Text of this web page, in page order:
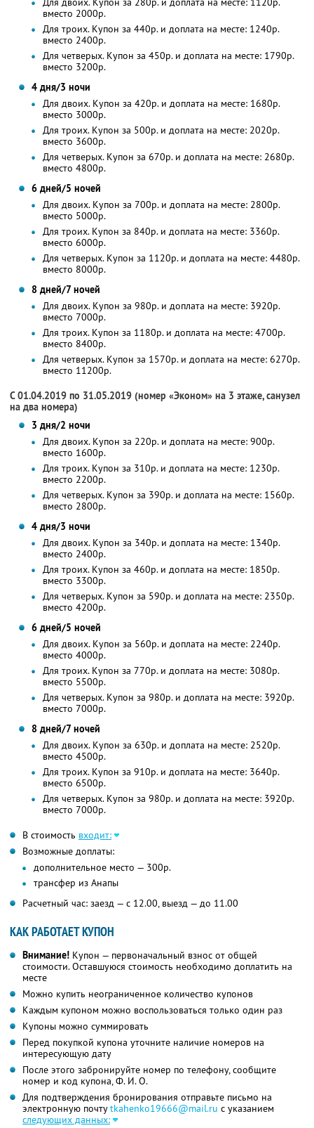
вместо 2000р.
Для троих. Купон за 440р. и доплата на месте: 1240р.
вместо 2400р.
Для четверых. Купон за 450р. и доплата на месте: 1790р.
вместо 3200р.
4 дня/3 ночи
Для двоих. Купон за 420р. и доплата на месте: 1680р.
вместо 3000р.
Для троих. Купон за 500р. и доплата на месте: 2020р.
вместо 3600р.
Для четверых. Купон за 670р. и доплата на месте: 2680р.
вместо 4800р.
6 дней/5 ночей
Для двоих. Купон за 700р. и доплата на месте: 2800р.
вместо 5000р.
Для троих. Купон за 840р. и доплата на месте: 3360р.
вместо 6000р.
Для четверых. Купон за 1120р. и доплата на месте: 4480р.
вместо 8000р.
8 дней/7 ночей
Для двоих. Купон за 980р. и доплата на месте: 3920р.
вместо 7000р.
Для троих. Купон за 1180р. и доплата на месте: 4700р.
вместо 8400р.
Для четверых. Купон за 1570р. и доплата на месте: 6270р.
вместо 11200р.
С 01.04.2019 по 31.05.2019 (номер «Эконом» на 3 этаже, санузел
на два номера)
3 дня/2 ночи
Для двоих. Купон за 220р. и доплата на месте: 900р.
вместо 1600р.
Для троих. Купон за 310р. и доплата на месте: 1230р.
вместо 2200р.
Для четверых. Купон за 390р. и доплата на месте: 1560р.
вместо 2800р.
4 дня/3 ночи
Для двоих. Купон за 340р. и доплата на месте: 1340р.
вместо 2400р.
Для троих. Купон за 460р. и доплата на месте: 1850р.
вместо 3300р.
Для четверых. Купон за 590р. и доплата на месте: 2350р.
вместо 4200р.
6 дней/5 ночей
Для двоих. Купон за 560р. и доплата на месте: 2240р.
вместо 4000р.
Для троих. Купон за 770р. и доплата на месте: 3080р.
вместо 5500р.
Для четверых. Купон за 980р. и доплата на месте: 3920р.
вместо 7000р.
8 дней/7 ночей
Для двоих. Купон за 630р. и доплата на месте: 2520р.
вместо 4500р.
Для троих. Купон за 910р. и доплата на месте: 3640р.
вместо 6500р.
Для четверых. Купон за 980р. и доплата на месте: 3920р.
вместо 7000р.
В стоимость входит:
Возможные доплаты:
дополнительное место — 300р.
трансфер из Анапы
Расчетный час: заезд — с 12.00, выезд — до 11.00
КАК РАБОТАЕТ КУПОН
Внимание! Купон — первоначальный взнос от общей
стоимости. Оставшуюся стоимость необходимо доплатить на
месте
Можно купить неограниченное количество купонов
Каждым купоном можно воспользоваться только один раз
Купоны можно суммировать
Перед покупкой купона уточните наличие номеров на
интересующую дату
После этого забронируйте номер по телефону, сообщите
номер и код купона,Ф. И. О.
Для подтверждения бронирования отправьте письмо на
электронную почтуtkahenko19666@mail.ru с указанием
следующих данных: